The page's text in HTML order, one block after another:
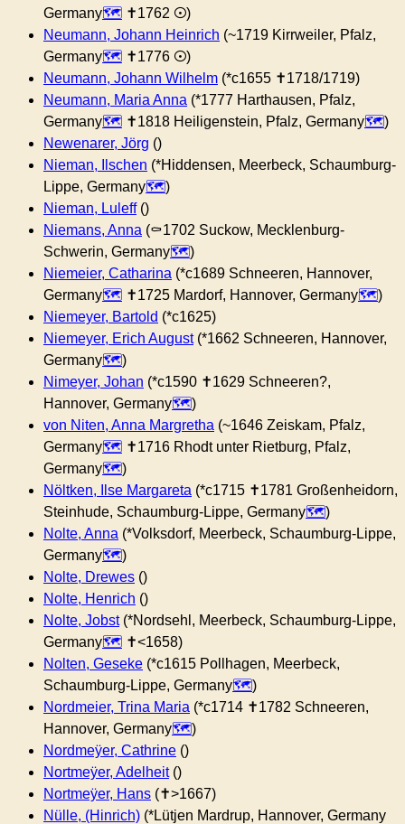
Germany
✝︎1762 ⊙)
Neumann, Johann Heinrich (~1719 Kirrweiler, Pfalz,
Germany
✝︎1776 ⊙)
Neumann, Johann Wilhelm (*c1655 ✝︎1718/1719)
Neumann, Maria Anna (*1777 Harthausen, Pfalz,
Germany
✝︎1818 Heiligenstein, Pfalz, Germany
)
Newenarer, Jörg ()
Nieman, Ilschen (*Hiddensen, Meerbeck, Schaumburg-
Lippe, Germany
)
Nieman, Luleff()
Niemans, Anna (⚰︎1702 Suckow, Mecklenburg-
Schwerin, Germany
)
Niemeier, Catharina (*c1689 Schneeren, Hannover,
Germany
✝︎1725 Mardorf, Hannover, Germany
)
Niemeyer, Bartold (*c1625)
Niemeyer, Erich August(*1662 Schneeren, Hannover,
Germany
)
Nimeyer, Johan (*c1590 ✝︎1629 Schneeren?,
Hannover, Germany
)
von Niten, Anna Margretha (~1646 Zeiskam, Pfalz,
Germany
✝︎1716 Rhodt unter Rietburg, Pfalz,
Germany
)
Nöltken, Ilse Margareta (*c1715 ✝︎1781 Großenheidorn,
Steinhude, Schaumburg-Lippe, Germany
)
Nolte, Anna (*Volksdorf, Meerbeck, Schaumburg-Lippe,
Germany
)
Nolte, Drewes ()
Nolte, Henrich ()
Nolte, Jobst(*Nordsehl, Meerbeck, Schaumburg-Lippe,
Germany
✝︎<1658)
Nolten, Geseke (*c1615 Pollhagen, Meerbeck,
Schaumburg-Lippe, Germany
)
Nordmeier, Trina Maria (*c1714 ✝︎1782 Schneeren,
Hannover, Germany
)
Nordmeÿer, Cathrine ()
Nortmeÿer, Adelheit()
Nortmeÿer, Hans (✝︎>1667)
Nülle, (Hinrich) (*Lütjen Mardrup, Hannover, Germany